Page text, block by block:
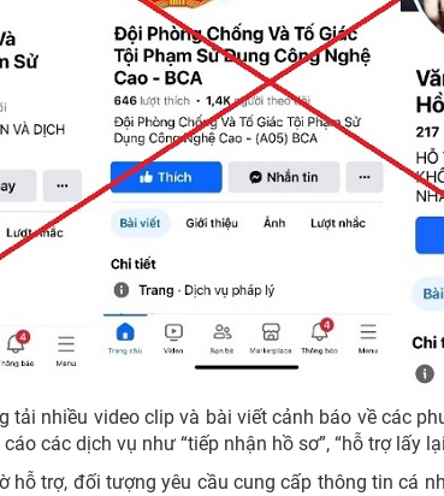
tải nhiều video clip và bài viết cảnh báo về các
các dịch vụ như “tiếp nhận hồ sơ”, “hỗ trợ lấy
hỗ trợ, đối tượng yêu cầu cung cấp thông tin cá